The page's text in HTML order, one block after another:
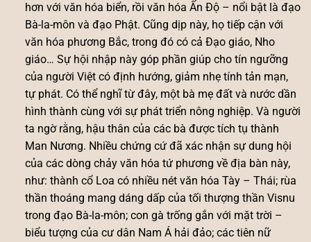
hơn với văn hóa biển, rồi văn hóa Ấn Độ – nổi bật là đạo
Bà-la-môn và đạo Phật. Cũng dịp này, họ tiếp cận với
văn hóa phương Bắc, trong đó có cả Đạo giáo, Nho
giáo… Sự hội nhập này góp phần giúp cho tín ngưỡng
của người Việt có định hướng, giảm nhẹ tính tản mạn,
tự phát. Có thể nghĩ từ đây, một bà mẹ đất và nước dần
hình thành cùng với sự phát triển nông nghiệp. Và người
ta ngờ rằng, hậu thân của các bà được tích tụ thành
Man Nương. Nhiều chứng cứ đã xác nhận sự dung hội
của các dòng chảy văn hóa tứ phương về địa bàn này,
như: thành cổ Loa có nhiều nét văn hóa Tày – Thái; rùa
thần thoáng mang dáng dấp của tối thượng thần Visnu
trong đạo Bà-la-môn; con gà trống gắn với mặt trời –
biểu tượng của cư dân Nam Á hải đảo; các tiên nữ